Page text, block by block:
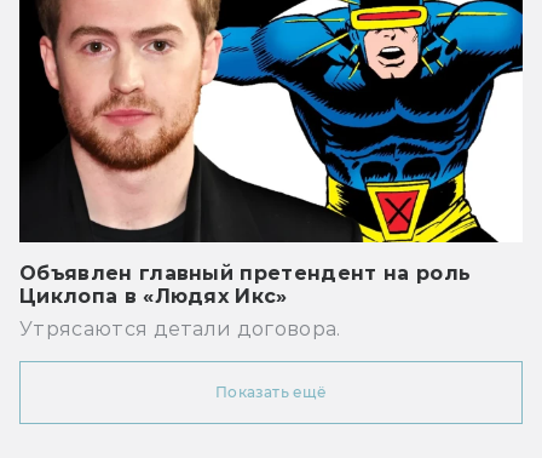
Объявлен главный претендент на роль
Циклопа в «Людях Икс»
Утрясаются детали договора.
Показать ещё